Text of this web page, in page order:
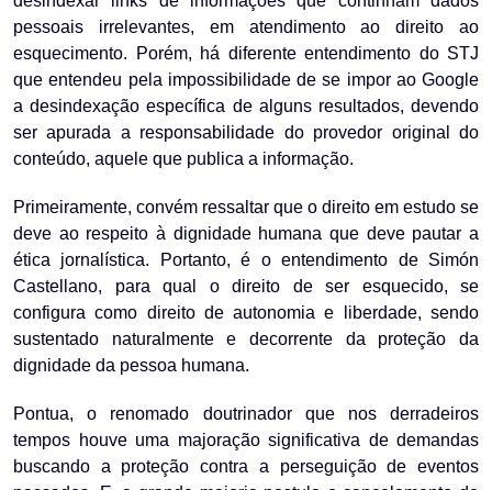
pessoais irrelevantes, em atendimento ao direito ao
esquecimento. Porém, há diferente entendimento do STJ
que entendeu pela impossibilidade de se impor ao Google
a desindexação específica de alguns resultados, devendo
ser apurada a responsabilidade do provedor original do
conteúdo, aquele que publica a informação.
Primeiramente, convém ressaltar que o direito em estudo se
deve ao respeito à dignidade humana que deve pautar a
ética jornalística. Portanto, é o entendimento de Simón
Castellano, para qual o direito de ser esquecido, se
configura como direito de autonomia e liberdade, sendo
sustentado naturalmente e decorrente da proteção da
dignidade da pessoa humana.
Pontua, o renomado doutrinador que nos derradeiros
tempos houve uma majoração significativa de demandas
buscando a proteção contra a perseguição de eventos